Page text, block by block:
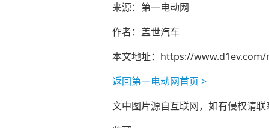
来源：第一电动网
作者：盖世汽车
本文地址： https://
返回第一电动网首页 >
文中图片源自互联网，如有侵权请